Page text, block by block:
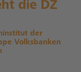
die DZ
der
Volksbanken